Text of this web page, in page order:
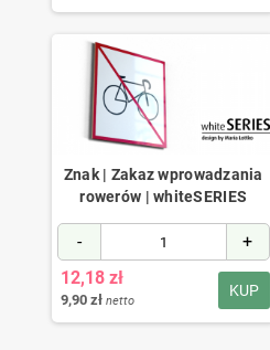
Znak | Zakaz wprowadzania
rowerów | whiteSERIES
- +
KUP
12,18 zł
9,90 zł netto